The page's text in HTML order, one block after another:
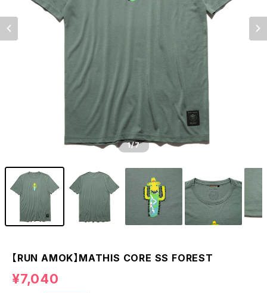
1/7
【RUN AMOK】MATHIS CORE SS FOREST
¥7,040